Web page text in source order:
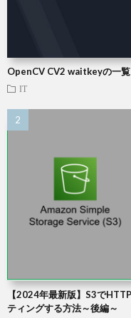
OpenCV CV2 waitkeyの一覧
IT
【2024年最新版】S3で
ティングする方法～後編～